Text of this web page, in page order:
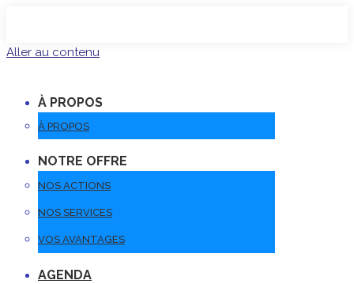
Aller au contenu
À PROPOS
À PROPOS
NOTRE OFFRE
NOS ACTIONS
NOS SERVICES
VOS AVANTAGES
AGENDA